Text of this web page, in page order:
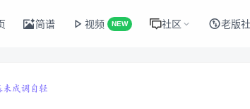
简谱 视频 NEW 社区 老版